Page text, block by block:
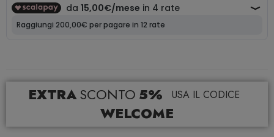
EXTRASCONTO 5% USA IL CODICE
WELCOME